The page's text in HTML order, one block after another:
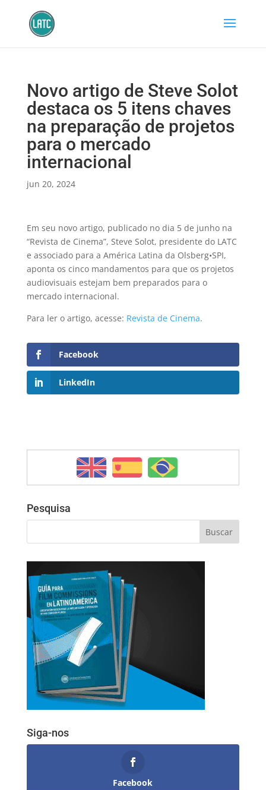
Novo artigo de Steve Solot
destaca os 5 itens chaves
na preparação de projetos
para o mercado
internacional
jun 20, 2024
Em seu novo artigo, publicado no dia 5 de junho na
“Revista de Cinema”, Steve Solot, presidente do LATC
e associado para a América Latina da Olsberg•SPI,
aponta os cinco mandamentos para que os projetos
audiovisuais estejam bem preparados para o
mercado internacional.
Para ler o artigo, acesse: Revista de Cinema.
Facebook
LinkedIn
Pesquisa
Siga-nos
Facebook